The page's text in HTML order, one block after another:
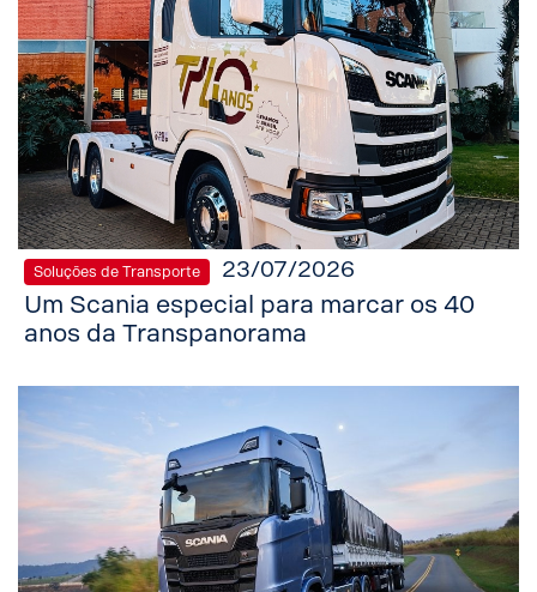
Soluções de Transporte 23/07/2026
Um Scania especial para marcar os 40
anos da Transpanorama